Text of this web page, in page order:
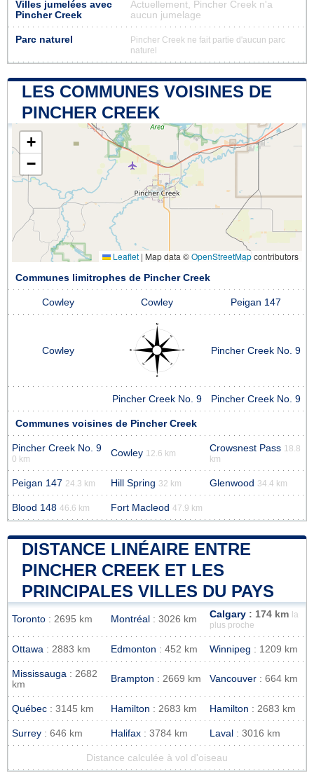
Villes jumelées avec
Pincher Creek
Actuellement, Pincher Creek n'a
aucun jumelage
Parc naturel
Pincher Creek ne fait partie d'aucun parc
naturel
LES COMMUNES VOISINES DE
PINCHER CREEK
+
−
Leaflet | Map data ©OpenStreetMapcontributors
Communes limitrophes de Pincher Creek
Cowley Cowley Peigan 147
Cowley Pincher Creek No. 9
Pincher Creek No. 9 Pincher Creek No. 9
Communes voisines de Pincher Creek
Pincher Creek No. 9
0 km
Cowley 12.6 km Crowsnest Pass 18.8
km
Peigan 147 24.3 km Hill Spring 32 km Glenwood 34.4 km
Blood 148 46.6 km Fort Macleod 47.9 km
DISTANCE LINÉAIRE ENTRE
PINCHER CREEK ET LES
PRINCIPALES VILLES DU PAYS
Toronto : 2695 km Montréal : 3026 km Calgary : 174 km
la
plus proche
Ottawa : 2883 km Edmonton : 452 km Winnipeg : 1209 km
Mississauga : 2682
km
Brampton : 2669 km Vancouver : 664 km
Québec : 3145 km Hamilton : 2683 km Hamilton : 2683 km
Surrey : 646 km Halifax : 3784 km Laval : 3016 km
Distance calculée à vol d'oiseau